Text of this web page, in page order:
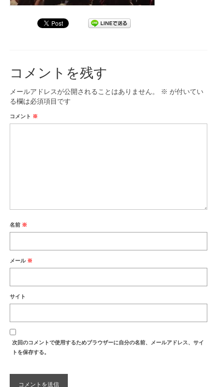
コメントを残す
メールアドレスが公開されることはありません。 ※ が付いてい
る欄は必須項目です
コメント ※
名前 ※
メール ※
サイト
次回のコメントで使用するためブラウザーに自分の名前、メールアドレス、サイ
トを保存する。